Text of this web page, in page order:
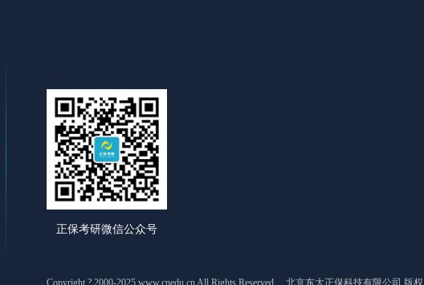
正保考研微信公众号
Copyright ? 2000-2025 www.cnedu.cn All Rights Reserved. 北京东大正保科技有限公司 版